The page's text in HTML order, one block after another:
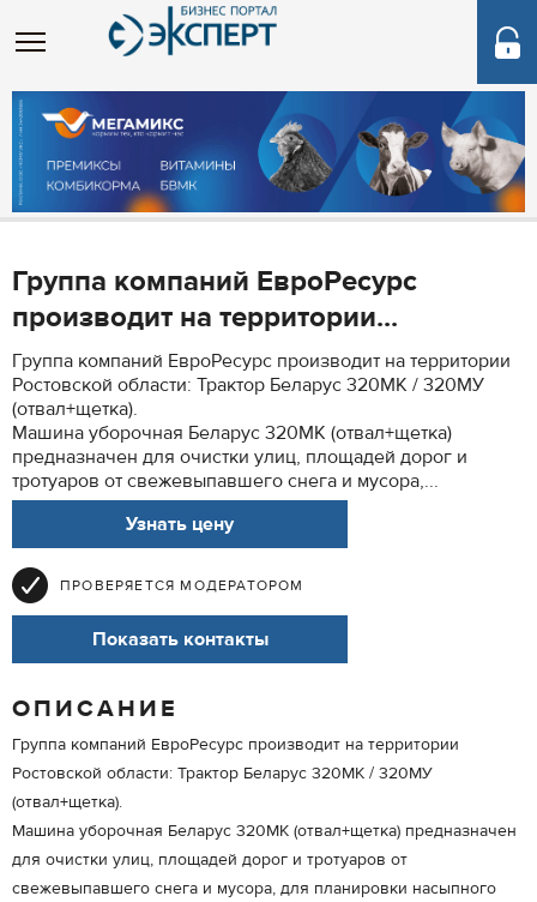
Группа компаний ЕвроРесурс
производит на территории...
Группа компаний ЕвроРесурс производит на территории
Ростовской области: Трактор Беларус 320МК / 320МУ
(отвал+щетка).
Машина уборочная Беларус 320МК (отвал+щетка)
предназначен для очистки улиц, площадей дорог и
тротуаров от свежевыпавшего снега и мусора,...
Узнать цену
ПРОВЕРЯЕТСЯ МОДЕРАТОРОМ
Показать контакты
ОПИСАНИЕ
Группа компаний ЕвроРесурс производит на территории
Ростовской области: Трактор Беларус 320МК / 320МУ
(отвал+щетка).
Машина уборочная Беларус 320МК (отвал+щетка) предназначен
для очистки улиц, площадей дорог и тротуаров от
свежевыпавшего снега и мусора, для планировки насыпного